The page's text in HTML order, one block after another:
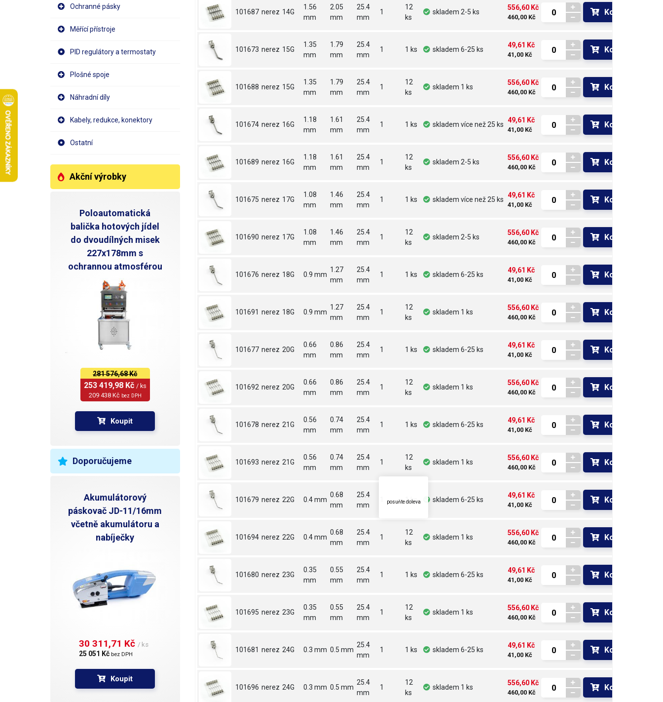
Ochranné pásky
Měřící přístroje
PID regulátory a termostaty
Plošné spoje
Náhradní díly
Kabely, redukce, konektory
Ostatní
Akční výrobky
Poloautomatická
balička hotových jídel
do dvoudílných misek
227x178mm s
ochrannou atmosférou
281 576,68 Kč
253 419,98 Kč / ks
209 438 Kč bez DPH
Koupit
Doporučujeme
Akumulátorový
páskovač JD-11/16mm
včetně akumulátoru a
nabíječky
30 311,71 Kč / ks
25 051 Kč bez DPH
Koupit
101687 nerez 14G
1.56
mm
2.05
mm
25.4
mm
1
12
ks
skladem 2-5 ks
556,60 Kč
460,00 Kč
Koupit
101673 nerez 15G
1.35
mm
1.79
mm
25.4
mm
1 1 ks skladem 6-25 ks
49,61 Kč
41,00 Kč
Koupit
101688 nerez 15G
1.35
mm
1.79
mm
25.4
mm
1
12
ks
skladem 1 ks
556,60 Kč
460,00 Kč
Koupit
101674 nerez 16G
1.18
mm
1.61
mm
25.4
mm
1 1 ks skladem více než 25 ks
49,61 Kč
41,00 Kč
Koupit
101689 nerez 16G
1.18
mm
1.61
mm
25.4
mm
1
12
ks
skladem 2-5 ks
556,60 Kč
460,00 Kč
Koupit
101675 nerez 17G
1.08
mm
1.46
mm
25.4
mm
1 1 ks skladem více než 25 ks
49,61 Kč
41,00 Kč
Koupit
101690 nerez 17G
1.08
mm
1.46
mm
25.4
mm
1
12
ks
skladem 2-5 ks
556,60 Kč
460,00 Kč
Koupit
101676 nerez 18G 0.9 mm
1.27
mm
25.4
mm
1 1 ks skladem 6-25 ks
49,61 Kč
41,00 Kč
Koupit
101691 nerez 18G 0.9 mm
1.27
mm
25.4
mm
1
12
ks
skladem 1 ks
556,60 Kč
460,00 Kč
Koupit
101677 nerez 20G
0.66
mm
0.86
mm
25.4
mm
1 1 ks skladem 6-25 ks
49,61 Kč
41,00 Kč
Koupit
101692 nerez 20G
0.66
mm
0.86
mm
25.4
mm
1
12
ks
skladem 1 ks
556,60 Kč
460,00 Kč
Koupit
101678 nerez 21G
0.56
mm
0.74
mm
25.4
mm
1 1 ks skladem 6-25 ks
49,61 Kč
41,00 Kč
Koupit
101693 nerez 21G
0.56
mm
0.74
mm
25.4
mm
1
12
ks
skladem 1 ks
556,60 Kč
460,00 Kč
Koupit
101679 nerez 22G 0.4 mm
0.68
mm
25.4
mm
1 ks skladem 6-25 ks
49,61 Kč
41,00 Kč
Koupit
101694 nerez 22G 0.4 mm
0.68
mm
25.4
mm
1
12
ks
skladem 1 ks
556,60 Kč
460,00 Kč
Koupit
101680 nerez 23G
0.35
mm
0.55
mm
25.4
mm
1 1 ks skladem 6-25 ks
49,61 Kč
41,00 Kč
Koupit
101695 nerez 23G
0.35
mm
0.55
mm
25.4
mm
1
12
ks
skladem 1 ks
556,60 Kč
460,00 Kč
Koupit
101681 nerez 24G 0.3 mm 0.5 mm
25.4
mm
1 1 ks skladem 6-25 ks
49,61 Kč
41,00 Kč
Koupit
101696 nerez 24G 0.3 mm 0.5 mm
25.4
mm
1
12
ks
skladem 1 ks
556,60 Kč
460,00 Kč
Koupit
posuňte doleva